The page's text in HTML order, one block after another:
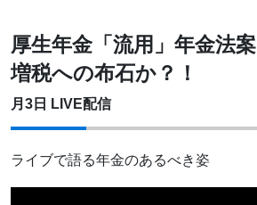
厚生年金「流用」年金法案
増税への布石か？！
月3日 LIVE配信
ライブで語る年金のあるべき姿